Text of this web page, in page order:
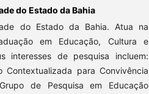
do Estado da Bahia
do Estado da Bahia. Atua na
em Educação, Cultura e
interesses de pesquisa incluem:
Contextualizada para Convivência
de Pesquisa em Educação